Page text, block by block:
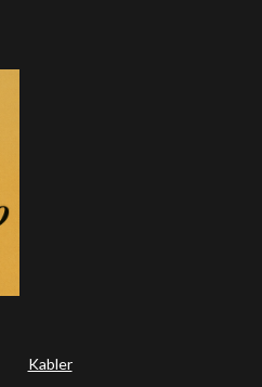
Kabler